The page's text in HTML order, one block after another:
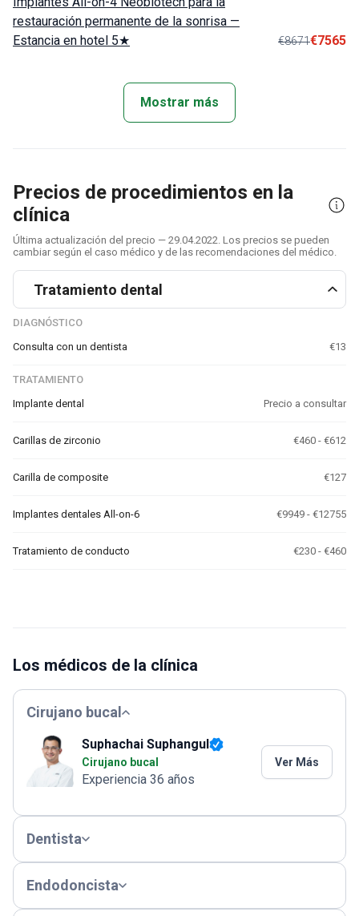
restauración permanente de la sonrisa —
Estancia en hotel 5★
€8671€7565
Mostrar más
Precios de procedimientos en la
clínica
Última actualización del precio — 29.04.2022. Los precios se pueden
cambiar según el caso médico y de las recomendaciones del médico.
Tratamiento dental
DIAGNÓSTICO
Consulta con un dentista
€13
TRATAMIENTO
Implante dental
Precio a consultar
Carillas de zirconio €460 - €612
Carilla de composite €127
Implantes dentales All-on-6 €9949 - €12755
Tratamiento de conducto €230 - €460
Los médicos de la clínica
Cirujano bucal
Suphachai Suphangul
Cirujano bucal
Experiencia 36 años
Ver Más
Dentista
Endodoncista